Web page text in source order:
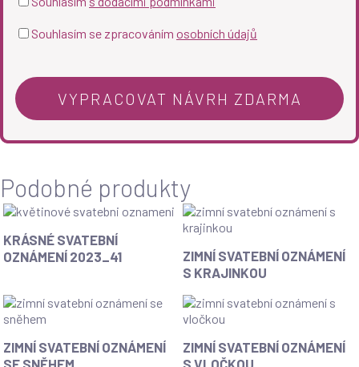
Souhlasím se zpracováním osobních údajů
Podobné produkty
KRÁSNÉ SVATEBNÍ
OZNÁMENÍ 2023_41
ZIMNÍ SVATEBNÍ OZNÁMENÍ
S KRAJINKOU
ZIMNÍ SVATEBNÍ OZNÁMENÍ
SE SNĚHEM
ZIMNÍ SVATEBNÍ OZNÁMENÍ
S VLOČKOU